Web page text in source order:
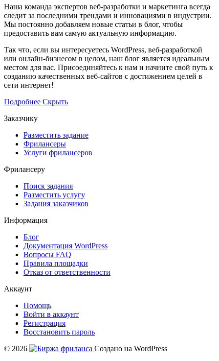
Наша команда экспертов веб-разработки и маркетинга всегда
следит за последними трендами и инновациями в индустрии.
Мы постоянно добавляем новые статьи в блог, чтобы
предоставить вам самую актуальную информацию.
Так что, если вы интересуетесь WordPress, веб-разработкой
или онлайн-бизнесом в целом, наш блог является идеальным
местом для вас. Присоединяйтесь к нам и начните свой путь к
созданию качественных веб-сайтов с достижением целей в
сети интернет!
Подробнее Скрыть
Заказчику
Разместить задание
Фрилансеры
Услуги фрилансеров
Фрилансеру
Поиск задания
Разместить услугу
Задания заказчиков
Информация
Блог
Документация WordPress
Вопросы FAQ
Правила площадки
Отказ от ответственности
Аккаунт
Помощь
Войти в аккаунт
Регистрация
Восстановить пароль
© 2026
Создано на WordPress